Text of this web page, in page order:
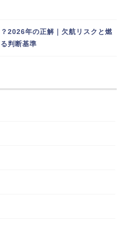
2026年の正解｜欠航リスクと燃
判断基準